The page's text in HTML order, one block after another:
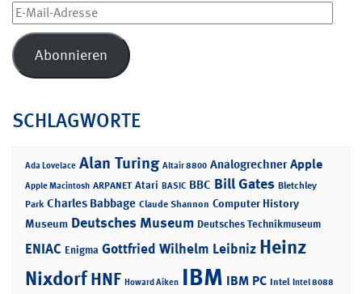
E-
Mail-
Adresse
Abonnieren
SCHLAGWORTE
Ada Lovelace Alan Turing Altair 8800 Analogrechner Apple
Apple Macintosh ARPANET Atari BASIC BBC Bill Gates Bletchley
Park Charles Babbage Claude Shannon Computer History
Museum Deutsches Museum Deutsches Technikmuseum
ENIAC Enigma Gottfried Wilhelm Leibniz Heinz
NixdorfHNF Howard Aiken IBM IBM PC Intel Intel 8088